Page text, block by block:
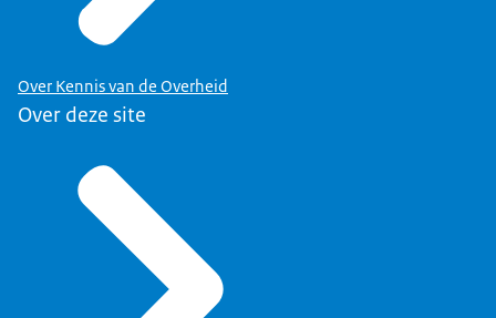
Over Kennis van de Overheid
Over deze site